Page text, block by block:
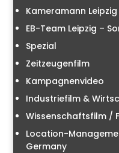
Kameramann Leipzig
EB-Team Leipzig –
Spezial
Zeitzeugenfilm
Kampagnenvideo
Industriefilm &
Wissenschaftsfilm /
Location-
Germany